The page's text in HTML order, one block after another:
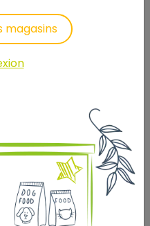
JUNIOR 1,75
magasins